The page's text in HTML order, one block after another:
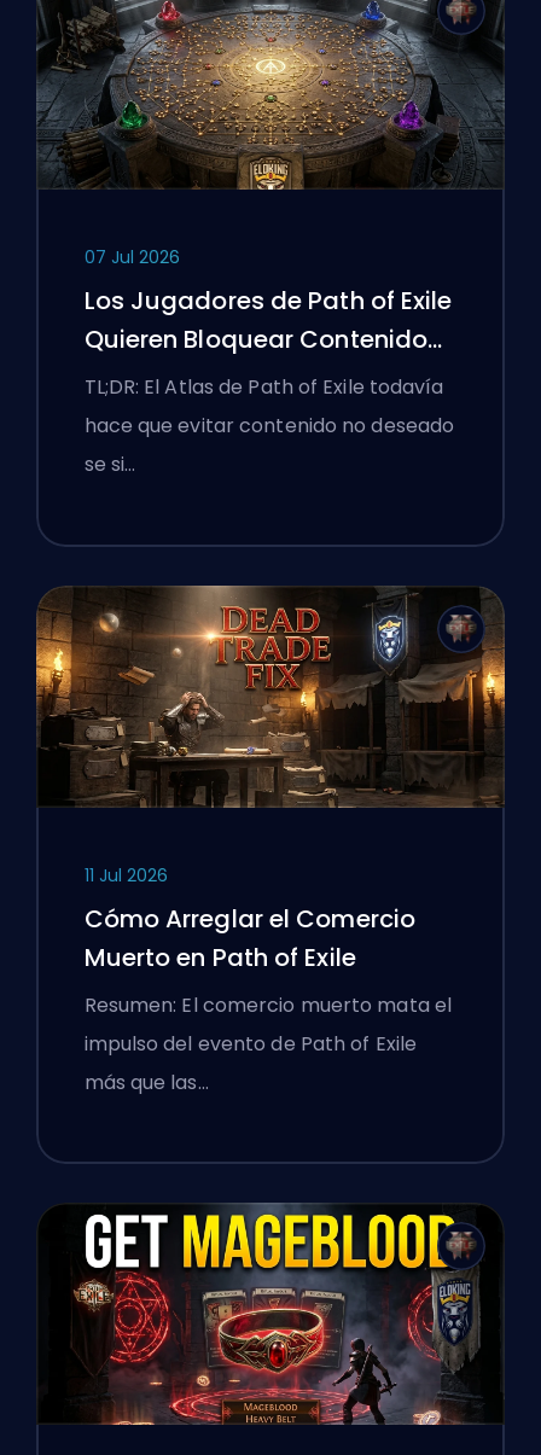
07 Jul 2026
Los Jugadores de Path of Exile
Quieren Bloquear Contenido
Malo y la UI Sigue Luchando
Contra Ellos
TL;DR: El Atlas de Path of Exile todavía
hace que evitar contenido no deseado
se si…
11 Jul 2026
Cómo Arreglar el Comercio
Muerto en Path of Exile
Resumen: El comercio muerto mata el
impulso del evento de Path of Exile
más que las…